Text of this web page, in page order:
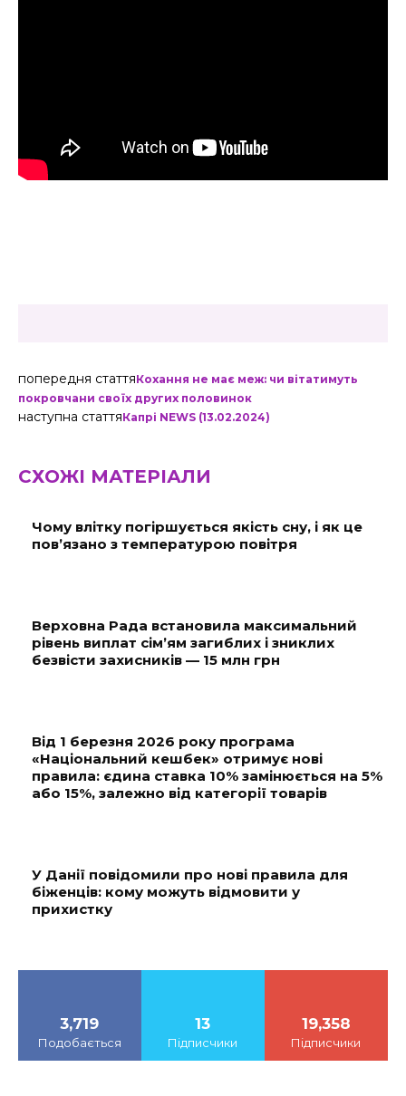
попередня статтяКохання не має меж: чи вітатимуть
покровчани своїх других половинок
наступна статтяКапрі NEWS (13.02.2024)
СХОЖІ МАТЕРІАЛИ
Чому влітку погіршується якість сну, і як це
пов’язано з температурою повітря
Верховна Рада встановила максимальний
рівень виплат сім’ям загиблих і зниклих
безвісти захисників — 15 млн грн
Від 1 березня 2026 року програма
«Національний кешбек» отримує нові
правила: єдина ставка 10% замінюється на 5%
або 15%, залежно від категорії товарів
У Данії повідомили про нові правила для
біженців: кому можуть відмовити у
прихистку
3,719
Подобається
13
Підписчики
19,358
Підписчики